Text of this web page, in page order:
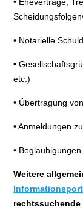
• Notarielle
•
etc.)
• Übertragung
• Anmeldungen
•
Weitere
rechtssuchende